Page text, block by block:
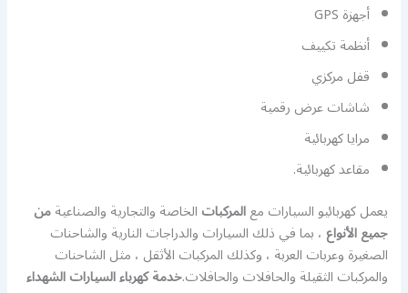
أجهزة GPS
أنظمة تكييف
قفل مركزي
شاشات عرض رقمية
مرايا كهربائية
مقاعد كهربائية.
يعمل كهربائيو السيارات معالمركباتالخاصة والتجارية والصناعيةمن
جميع الأنواع ، بما في ذلك السيارات والدراجات النارية والشاحنات
الصغيرة وعربات العربة ، وكذلك المركبات الأثقل ، مثل الشاحنات
والمركبات الثقيلة والحافلات والحافلات.خدمة كهرباء السيارات الشهداء